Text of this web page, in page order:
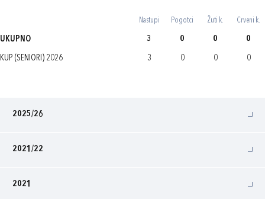
Nastupi Pogotci Žuti k. Crveni k.
UKUPNO 3 0 0 0
KUP (SENIORI) 2026 3 0 0 0
2025/26
2021/22
2021